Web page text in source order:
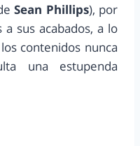
Sean Phillips), por
sus acabados, a lo
contenidos nunca
una estupenda